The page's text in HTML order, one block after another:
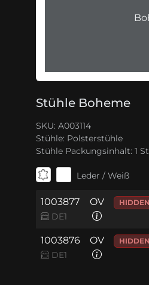
Stühle Boheme
SKU: A003114
Stühle: Polsterstühle
Stühle Packungsinhalt: 1
Leder / Weiß
1003877
DE1
OV HIDDEN
1003876
DE1
OV HIDDEN